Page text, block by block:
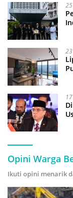
Opini Warga
Ikuti opini menarik